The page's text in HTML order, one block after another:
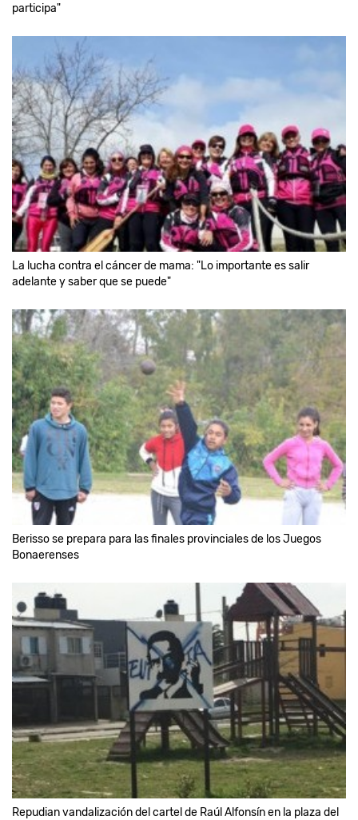
participa"
La lucha contra el cáncer de mama: "Lo importante es salir
adelante y saber que se puede"
Berisso se prepara para las finales provinciales de los Juegos
Bonaerenses
Repudian vandalización del cartel de Raúl Alfonsín en la plaza del